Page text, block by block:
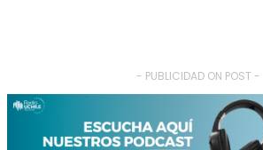
- PUBLICIDAD ON POST -